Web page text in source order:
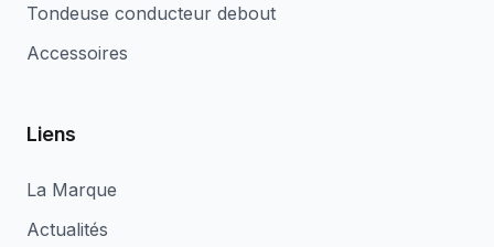
Tondeuse conducteur debout
Accessoires
Liens
La Marque
Actualités